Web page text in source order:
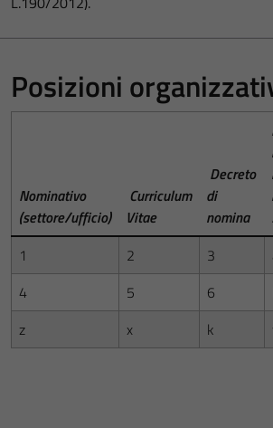
Posizioni
Nominativo
(settore/ufficio)
Curriculum
Vitae
Decreto
di
nomina
1
2 3
4
5 6
z
x k